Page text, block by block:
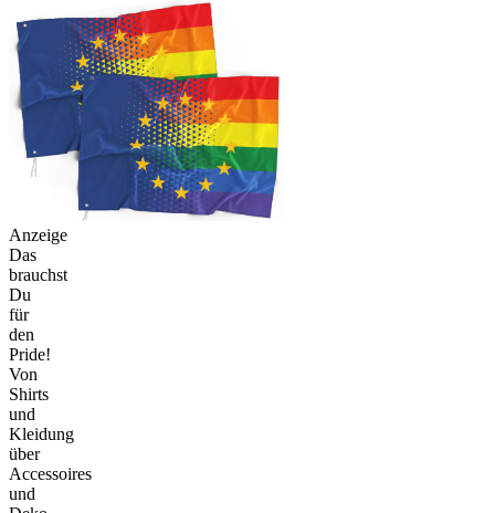
Anzeige
Das
brauchst
Du
für
den
Pride!
Von
Shirts
und
Kleidung
über
Accessoires
und